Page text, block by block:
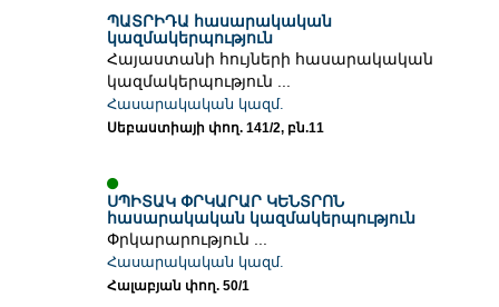
ՊԱՏՐԻԴԱ հասարակական
կազմակերպություն
Հայաստանի հույների հասարակական
կազմակերպություն ...
Հասարակական կազմ.
Սեբաստիայի փող. 141/2, բն.11
ՍՊԻՏԱԿ ՓՐԿԱՐԱՐ ԿԵՆՏՐՈՆ
հասարակական կազմակերպություն
Փրկարարություն ...
Հասարակական կազմ.
Հալաբյան փող. 50/1